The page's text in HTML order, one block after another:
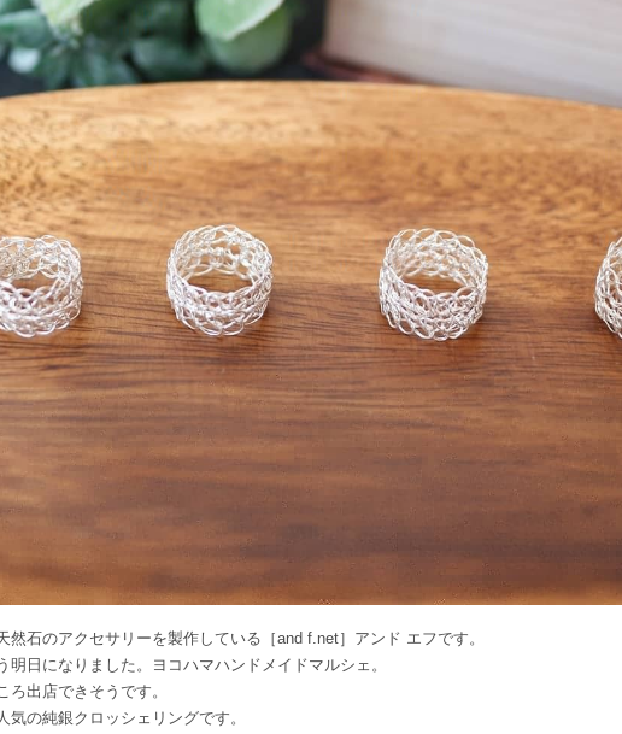
然石のアクセサリーを製作している［and f.net］アンド エフです。
明日になりました。ヨコハマハンドメイドマルシェ。
ろ出店できそうです。
気の純銀クロッシェリングです。